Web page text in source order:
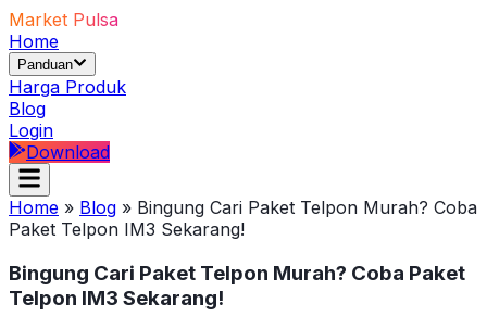
Market Pulsa
Home
Panduan
Harga Produk
Blog
Login
Download
Home » Blog » Bingung Cari Paket Telpon Murah? Coba
Paket Telpon IM3 Sekarang!
Bingung Cari Paket Telpon Murah? Coba Paket
Telpon IM3 Sekarang!